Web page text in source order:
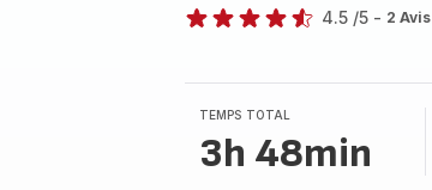
4.5 /5 - 2 Avis
TEMPS TOTAL
3h 48min